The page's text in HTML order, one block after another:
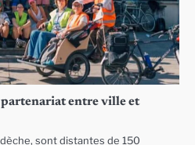
entre ville et
sont distantes de 150